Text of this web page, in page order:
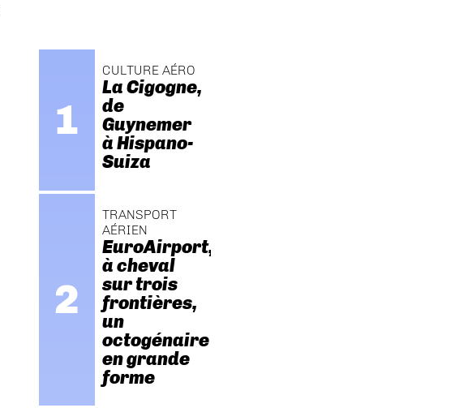
CULTURE AÉRO
La Cigogne,
de
Guynemer
à Hispano-
Suiza
TRANSPORT
AÉRIEN
EuroAirport,
à cheval
sur trois
frontières,
un
octogénaire
en grande
forme